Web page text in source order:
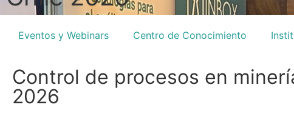
Eventos y Webinars Centro de Conocimiento
Control de procesos en
2026